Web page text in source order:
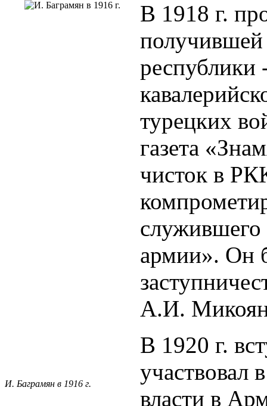
И. Баграмян в 1916 г.
В 1918 г.
получившей
республики
турецких
газета
чисток в
служившего
армии». Он
А.И.
В 1920 г.
участвовал
власти в